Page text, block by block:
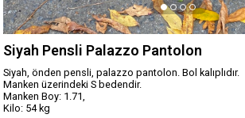
Siyah Pensli Palazzo Pantolon
Siyah, önden pensli, palazzo pantolon. Bol kalıplıdır.
Manken üzerindeki S bedendir.
Manken Boy: 1.71,
Kilo: 54 kg